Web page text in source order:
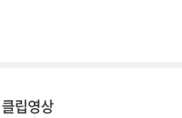
클립영상